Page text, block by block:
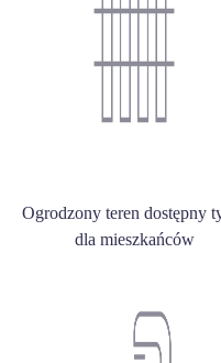
Ogrodzony teren dostępny
dla mieszkańców